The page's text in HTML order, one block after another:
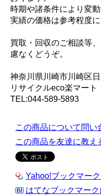
時期や諸条件により変
実績の価格は参考程度に
買取・回収のご相談等
慮なくどうぞ。
神奈川県川崎市川崎区
リサイクルeco楽マート
TEL:044-589-5893
この商品について問い
この商品を友達に教え
Yahoo!ブックマー
はてなブックマー